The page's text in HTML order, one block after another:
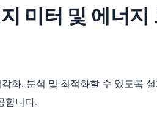
미터 및 에너지
화, 분석 및 최적화할 수 있도록
합니다.